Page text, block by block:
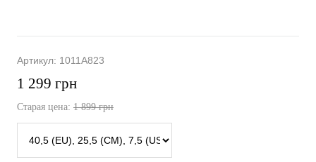
Артикул: 1011A823
1 299 грн
Старая цена: 1 899грн